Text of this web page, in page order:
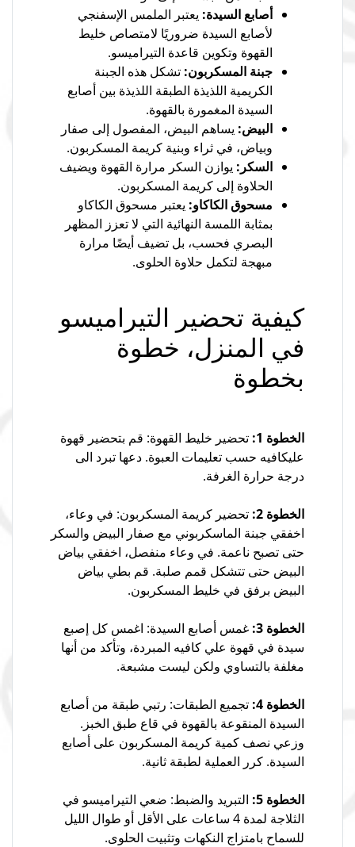
أصابع السيدة: يعتبر الملمس الإسفنجي
لأصابع السيدة ضروريًا لامتصاص خليط
القهوة وتكوين قاعدة التيراميسو.
جبنة المسكربون: تشكل هذه الجبنة
الكريمية اللذيذة الطبقة اللذيذة بين أصابع
السيدة المغمورة بالقهوة.
البيض: يساهم البيض، المفصول إلى صفار
وبياض، في ثراء وبنية كريمة المسكربون.
السكر: يوازن السكر مرارة القهوة ويضيف
الحلاوة إلى كريمة المسكربون.
مسحوق الكاكاو: يعتبر مسحوق الكاكاو
بمثابة اللمسة النهائية التي لا تعزز المظهر
البصري فحسب، بل تضيف أيضًا مرارة
مبهجة لتكمل حلاوة الحلوى.
كيفية تحضير التيراميسو
في المنزل، خطوة
بخطوة
الخطوة 1:
تحضير خليط القهوة: قم بتحضير قهوة
عليكافيه حسب تعليمات العبوة. دعها تبرد الى
درجة حرارة الغرفة.
الخطوة 2:
تحضير كريمة المسكربون: في وعاء،
اخفقي جبنة الماسكربوني مع صفار البيض والسكر
حتى تصبح ناعمة. في وعاء منفصل، اخفقي بياض
البيض حتى تتشكل قمم صلبة. قم بطي بياض
البيض برفق في خليط المسكربون.
الخطوة 3:
غمس أصابع السيدة: اغمس كل إصبع
سيدة في قهوة علي كافيه المبردة، وتأكد من أنها
مغلفة بالتساوي ولكن ليست مشبعة.
الخطوة 4:
تجميع الطبقات: رتبي طبقة من أصابع
السيدة المنقوعة بالقهوة في قاع طبق الخبز.
وزعي نصف كمية كريمة المسكربون على أصابع
السيدة. كرر العملية لطبقة ثانية.
الخطوة 5:
التبريد والضبط: ضعي التيراميسو في
الثلاجة لمدة 4 ساعات على الأقل أو طوال الليل
للسماح بامتزاج النكهات وتثبيت الحلوى.